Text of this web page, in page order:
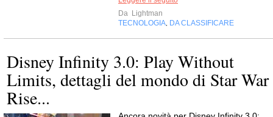
Da Lightman
TECNOLOGIA DA CLASSIFICARE
Disney Infinity 3.0: Play Without
Limits, dettagli del mondo di Star War
Rise...